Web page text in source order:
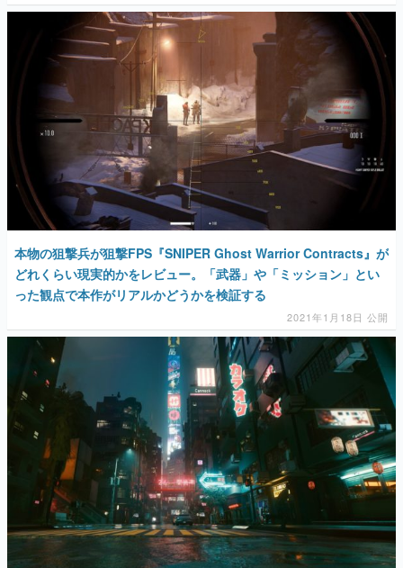
カテゴリ
特集記事
マンガ
女性向け
アプリレビュー
その他
電ファミニコゲーマーとは？
運営：株式会社マレ
本物の狙撃兵が狙撃FPS『SNIPER Ghost Warrior Contracts』が
どれくらい現実的かをレビュー。「武器」や「ミッション」とい
った観点で本作がリアルかどうかを検証する
2021年1月18日 公開